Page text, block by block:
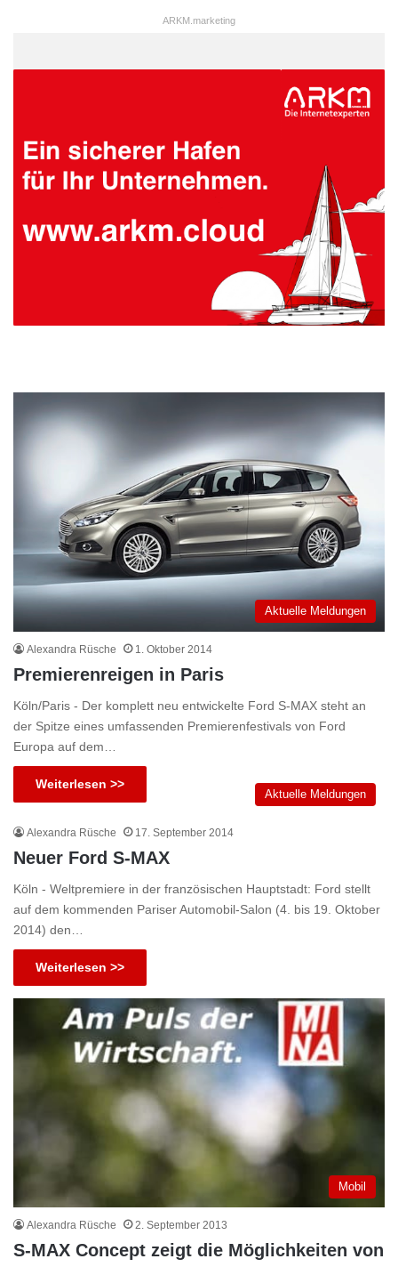
ARKM.marketing
Aktuelle Meldungen
Alexandra Rüsche 1. Oktober 2014
Premierenreigen in Paris
Köln/Paris - Der komplett neu entwickelte Ford S-MAX steht an
der Spitze eines umfassenden Premierenfestivals von Ford
Europa auf dem…
Weiterlesen >>
Aktuelle Meldungen
Alexandra Rüsche 17. September 2014
Neuer Ford S-MAX
Köln - Weltpremiere in der französischen Hauptstadt: Ford stellt
auf dem kommenden Pariser Automobil-Salon (4. bis 19. Oktober
2014) den…
Weiterlesen >>
Mobil
Alexandra Rüsche 2. September 2013
S-MAX Concept zeigt die Möglichkeiten von